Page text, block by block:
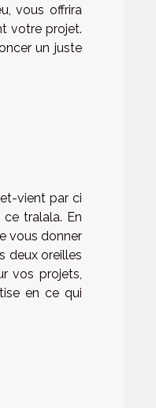
vous offrira
votre projet.
un juste
vient par ci
tralala. En
vous donner
deux oreilles
vos projets,
en ce qui